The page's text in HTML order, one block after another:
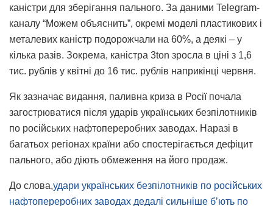
каністри для зберігання пального. За даними Telegram-
каналу “Можем объяснить”, окремі моделі пластикових і
металевих каністр подорожчали на 60%, а деякі – у
кілька разів. Зокрема, каністра 3ton зросла в ціні з 1,6
тис. рублів у квітні до 16 тис. рублів наприкінці червня.
Як зазначає видання, паливна криза в Росії почала
загострюватися після ударів українських безпілотників
по російських нафтопереробних заводах. Наразі в
багатьох регіонах країни або спостерігається дефіцит
пального, або діють обмеження на його продаж.
До слова,удари українських безпілотників по російських
нафтопереробних заводах дедалі сильніше бʼють по